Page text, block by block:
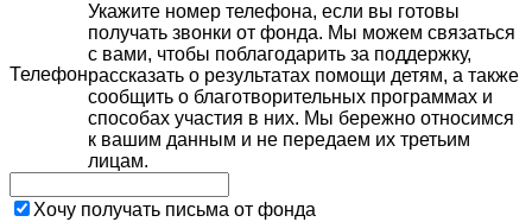
Телефон
Укажите номер телефона, если вы готовы
получать звонки от фонда. Мы можем связаться
с вами, чтобы поблагодарить за поддержку,
рассказать о результатах помощи детям, а также
сообщить о благотворительных программах и
способах участия в них. Мы бережно относимся
к вашим данным и не передаем их третьим
лицам.
Хочу получать письма от фонда